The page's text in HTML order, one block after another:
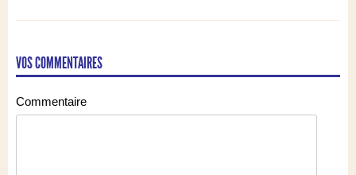
VOS COMMENTAIRES
Commentaire